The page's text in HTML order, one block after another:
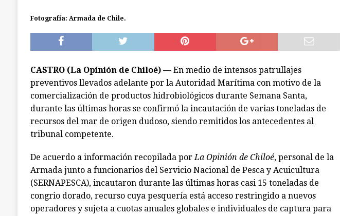
[ julio 7, 2026 ]
causas ANCUD
Fotografía: Armada de Chile.
CASTRO (La Opinión de Chiloé) —En medio de intensos patrullajes
preventivos llevados adelante por la Autoridad Marítima con motivo de la
comercialización de productos hidrobiológicos durante Semana Santa,
durante las últimas horas se confirmó la incautación de varias toneladas de
recursos del mar de origen dudoso, siendo remitidos los antecedentes al
tribunal competente.
De acuerdo a información recopilada porLa Opinión de Chiloé, personal de la
Armada junto a funcionarios del Servicio Nacional de Pesca y Acuicultura
(SERNAPESCA), incautaron durante las últimas horas casi 15 toneladas de
congrio dorado, recurso cuya pesquería está acceso restringido a nuevos
operadores y sujeta a cuotas anuales globales e individuales de captura para